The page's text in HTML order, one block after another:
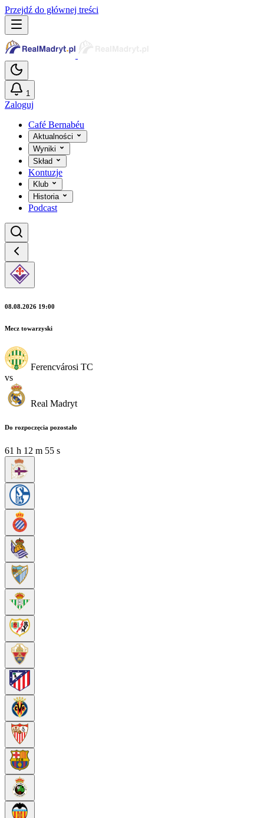
Przejdź do głównej treści
1
Zaloguj
Café Bernabéu
Aktualności
Wyniki
Skład
Kontuzje
Klub
Historia
Podcast
08.08.2026 19:00
Mecz towarzyski
Ferencvárosi TC
vs
Real Madryt
Do rozpoczęcia pozostało
61 h 12 m 53 s